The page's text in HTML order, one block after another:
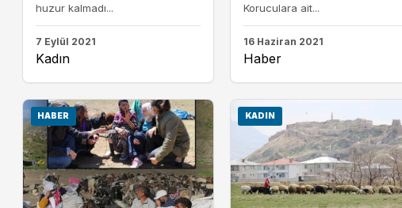
huzur kalmadı...
7 Eylül 2021
Kadın
Koruculara ait...
16 Haziran 2021
Haber
HABER KADIN